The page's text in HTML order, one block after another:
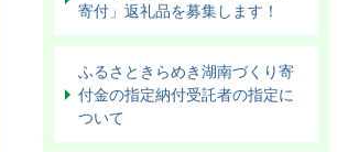
寄付」返礼品を募集します！
ふるさときらめき湖南づくり寄
付金の指定納付受託者の指定に
ついて